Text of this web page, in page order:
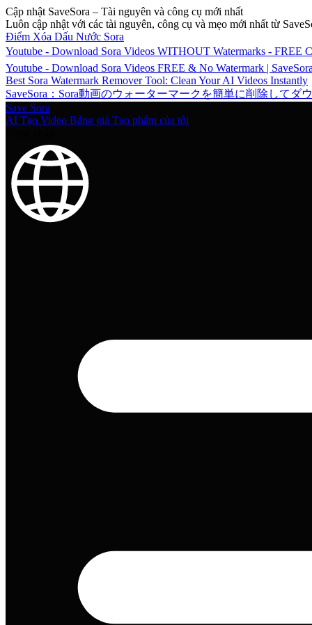
Cập nhật SaveSora – Tài nguyên và công cụ mới nhất
Luôn cập nhật với các tài nguyên, công cụ và mẹo mới nhất từ
Điểm Xóa Dấu Nước Sora
Youtube - Download Sora Videos WITHOUT Watermarks - FREE
Youtube - Download Sora Videos FREE & No Watermark |
Best Sora Watermark Remover Tool: Clean Your AI Videos Instantly
SaveSora：Sora動画のウォーターマークを簡単に削除してダ
Save Sora
AI Tạo Video Bảng giá Tạo phẩm của tôi